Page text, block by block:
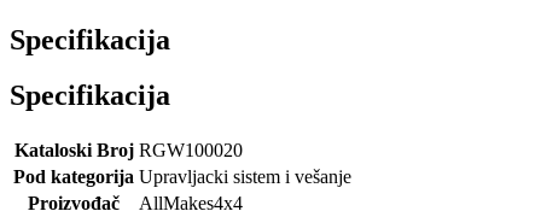
Specifikacija
Specifikacija
Kataloski Broj RGW100020
Pod kategorija Upravljacki sistem i vešanje
Proizvođač
AllMakes4x4